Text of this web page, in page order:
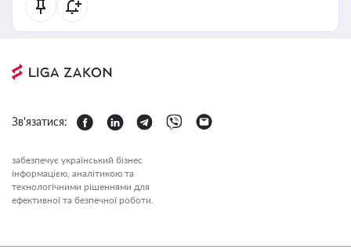
Зв'язатися:
забезпечує український бізнес
інформацією, аналітикою та
технологічними рішеннями для
ефективної та безпечної роботи.